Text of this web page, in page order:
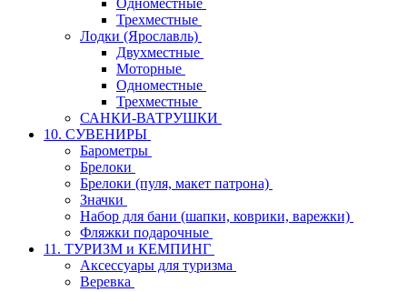
Одноместные
Трехместные
Лодки (Ярославль)
Двухместные
Моторные
Одноместные
Трехместные
САНКИ-ВАТРУШКИ
10. СУВЕНИРЫ
Барометры
Брелоки
Брелоки (пуля, макет патрона)
Значки
Набор для бани (шапки, коврики, варежки)
Фляжки подарочные
11. ТУРИЗМ и КЕМПИНГ
Аксессуары для туризма
Веревка